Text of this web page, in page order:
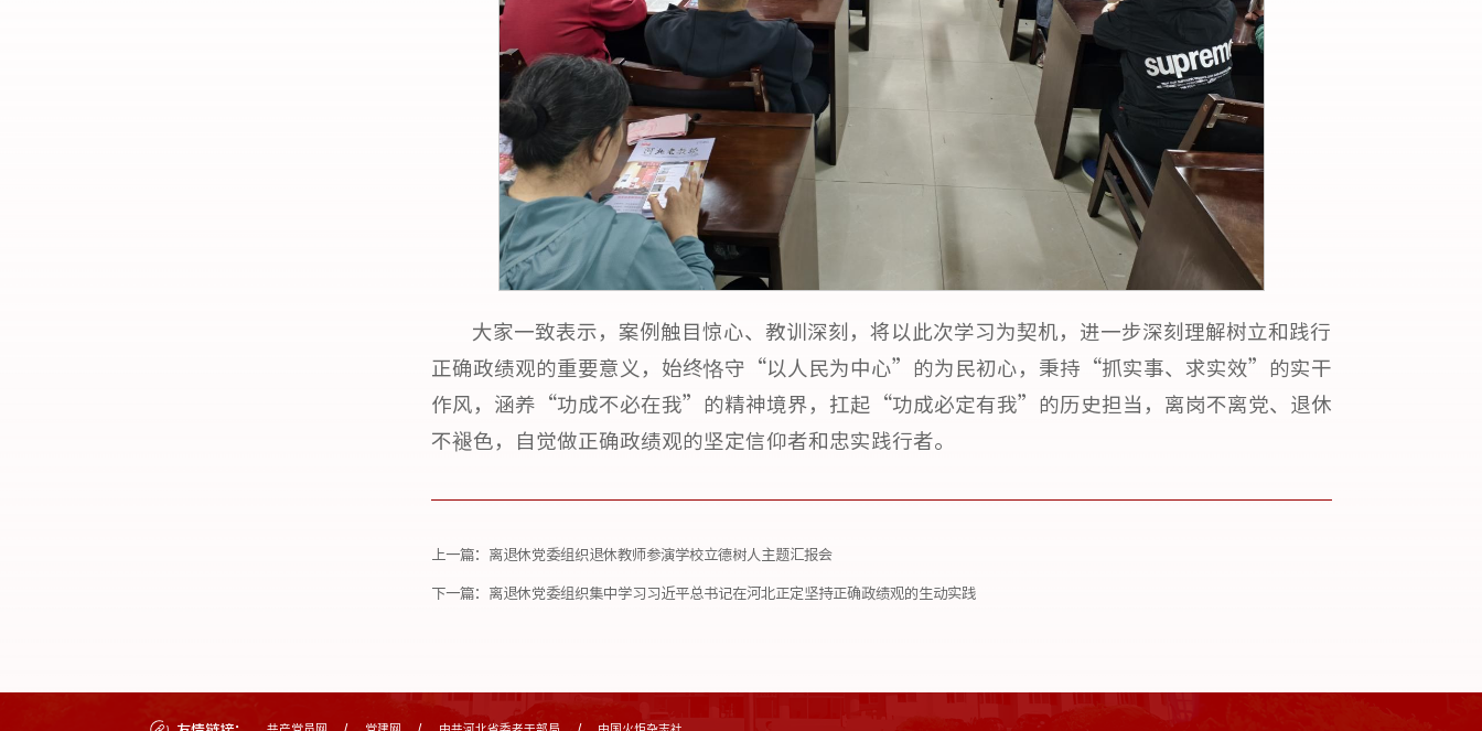
大家一致表示，案例触目惊心、教训深刻，将以此次学习为契机，进一步深刻理解树立和践行
正确政绩观的重要意义，始终恪守“以人民为中心”的为民初心，秉持“抓实事、求实效”的实干
作风，涵养“功成不必在我”的精神境界，扛起“功成必定有我”的历史担当，离岗不离党、退休
不褪色，自觉做正确政绩观的坚定信仰者和忠实践行者。
上一篇： 离退休党委组织退休教师参演学校立德树人主题汇报会
下一篇： 离退休党委组织集中学习习近平总书记在河北正定坚持正确政绩观的生动实践